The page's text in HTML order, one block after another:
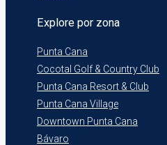
Explore por zona
Punta Cana
Cocotal Golf & Country Club
Punta Cana Resort & Club
Punta Cana Village
Downtown Punta Cana
Bávaro